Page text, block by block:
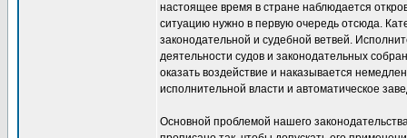
настоящее время в стране наблюдается
ситуацию нужно в первую очередь отсюда.
законодательной и судебной ветвей.
деятельности судов и законодательных
оказать воздействие и наказывается
исполнительной власти и автоматическое
Основной проблемой нашего